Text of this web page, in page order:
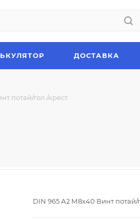
ДОСТАВКА
потай/гол./крест
DIN 965 А2 М8х40 Винт потай/